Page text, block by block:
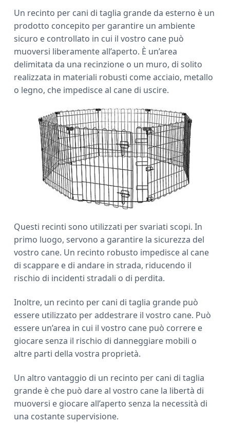
Un recinto per cani di taglia grande da esterno è un
prodotto concepito per garantire un ambiente
sicuro e controllato in cui il vostro cane può
muoversi liberamente all’aperto. È un’area
delimitata da una recinzione o un muro, di solito
realizzata in materiali robusti come acciaio, metallo
o legno, che impedisce al cane di uscire.
Questi recinti sono utilizzati per svariati scopi. In
primo luogo, servono a garantire la sicurezza del
vostro cane. Un recinto robusto impedisce al cane
di scappare e di andare in strada, riducendo il
rischio di incidenti stradali o di perdita.
Inoltre, un recinto per cani di taglia grande può
essere utilizzato per addestrare il vostro cane. Può
essere un’area in cui il vostro cane può correre e
giocare senza il rischio di danneggiare mobili o
altre parti della vostra proprietà.
Un altro vantaggio di un recinto per cani di taglia
grande è che può dare al vostro cane la libertà di
muoversi e giocare all’aperto senza la necessità di
una costante supervisione.